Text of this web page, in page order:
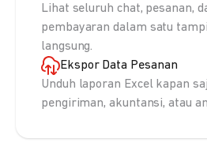
Lihat seluruh chat, pesanan,
pembayaran dalam satu
langsung.
Ekspor Data Pesanan
Unduh laporan Excel kapan
pengiriman, akuntansi, atau